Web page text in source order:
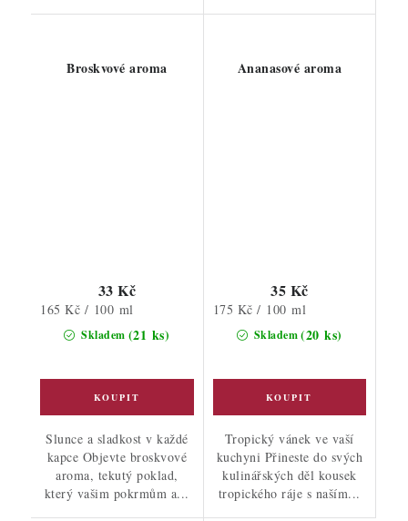
Broskvové aroma
Skladem (21 ks)
33 Kč
Měrná
cena:
165 Kč / 100 ml
Slunce a sladkost v každé
kapce Objevte broskvové
aroma, tekutý poklad,
který vašim pokrmům a...
Ananasové aroma
Skladem(20 ks)
35 Kč
Měrná
cena:
175 Kč / 100 ml
Tropický vánek ve vaší
kuchyni Přineste do svých
kulinářských děl kousek
tropického ráje s naším...